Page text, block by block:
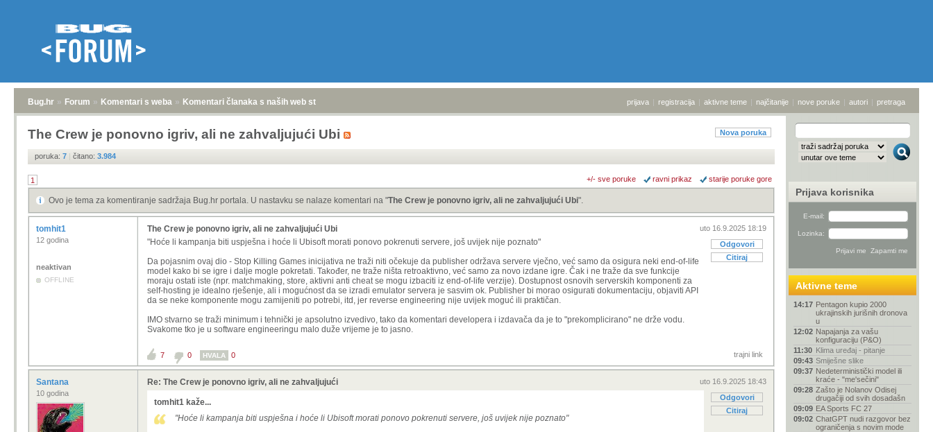
Bug.hr » Forum » Komentari s weba » Komentari članaka s naših web stranica prijava | registracija | aktivne teme | najčitanije | nove poruke | autori | pretraga
Nova poruka
The Crew je ponovno igriv, ali ne zahvaljujući Ubi
poruka: 7 | čitano: 3.984
1 +/- sve poruke ravni prikaz starije poruke gore
Ovo je tema za komentiranje sadržaja Bug.hr portala. U nastavku se nalaze komentari na "The Crew je ponovno igriv, ali ne zahvaljujući Ubi".
tomhit1
12 godina
neaktivan
OFFLINE
uto 16.9.2025 18:19
Odgovori
Citiraj
The Crew je ponovno igriv, ali ne zahvaljujući Ubi
"Hoće li kampanja biti uspješna i hoće li Ubisoft morati ponovo pokrenuti servere, još uvijek nije poznato"
Da pojasnim ovaj dio - Stop Killing Games inicijativa ne traži niti očekuje da publisher održava servere vječno, već samo da osigura neki end-of-life
model kako bi se igre i dalje mogle pokretati. Također, ne traže ništa retroaktivno, već samo za novo izdane igre. Čak i ne traže da sve funkcije
moraju ostati iste (npr. matchmaking, store, aktivni anti cheat se mogu izbaciti iz end-of-life verzije). Dostupnost osnovih serverskih komponenti za
self-hosting je idealno rješenje, ali i mogućnost da se izradi emulator servera je sasvim ok. Publisher bi morao osigurati dokumentaciju, objaviti API
da se neke komponente mogu zamijeniti po potrebi, itd, jer reverse engineering nije uvijek moguć ili praktičan.
IMO stvarno se traži minimum i tehnički je apsolutno izvedivo, tako da komentari developera i izdavača da je to "prekomplicirano" ne drže vodu.
Svakome tko je u software engineeringu malo duže vrijeme je to jasno.
trajni link
7 0 HVALA 0
Santana
10 godina
uto 16.9.2025 18:43
Odgovori
Citiraj
Re: The Crew je ponovno igriv, ali ne zahvaljujući
tomhit1 kaže...
"Hoće li kampanja biti uspješna i hoće li Ubisoft morati ponovo pokrenuti servere, još uvijek nije poznato"
Prijava korisnika
E-mail:
Lozinka:
Aktivne teme
14:17 Pentagon kupio 2000
ukrajinskih jurišnih dronova
u
12:02 Napajanja za vašu
konfiguraciju (P&O)
11:30 Klima uređaj - pitanje
09:43 Smiješne slike
09:37 Nedeterministički model ili
kraće - "me'sečini"
09:28 Zašto je Nolanov Odisej
drugačiji od svih dosadašn
09:09 EA Sports FC 27
09:02 ChatGPT nudi razgovor bez
ograničenja s novim mode